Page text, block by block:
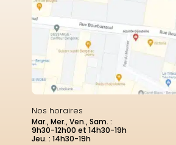
Nos horaires
Mar., Mer., Ven., Sam. :
9h30-12h00 et 14h30-19h
Jeu. : 14h30-19h